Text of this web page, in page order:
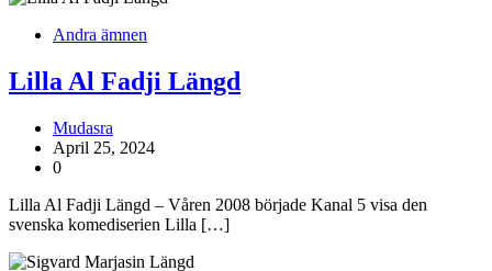
Andra ämnen
Lilla Al Fadji Längd
Mudasra
April 25, 2024
0
Lilla Al Fadji Längd – Våren 2008 började Kanal 5 visa den
svenska komediserien Lilla […]